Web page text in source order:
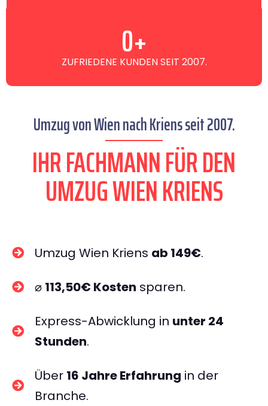
ZUFRIEDENE KUNDEN SEIT 2007.
0+
Umzug von Wien nach Kriens seit 2007.
IHR FACHMANN FÜR DEN
UMZUG WIEN KRIENS
Umzug Wien Kriens ab 149€.
⌀ 113,50€ Kosten sparen.
Express-Abwicklung in unter 24
Stunden.
Über 16 Jahre Erfahrung in der
Branche.